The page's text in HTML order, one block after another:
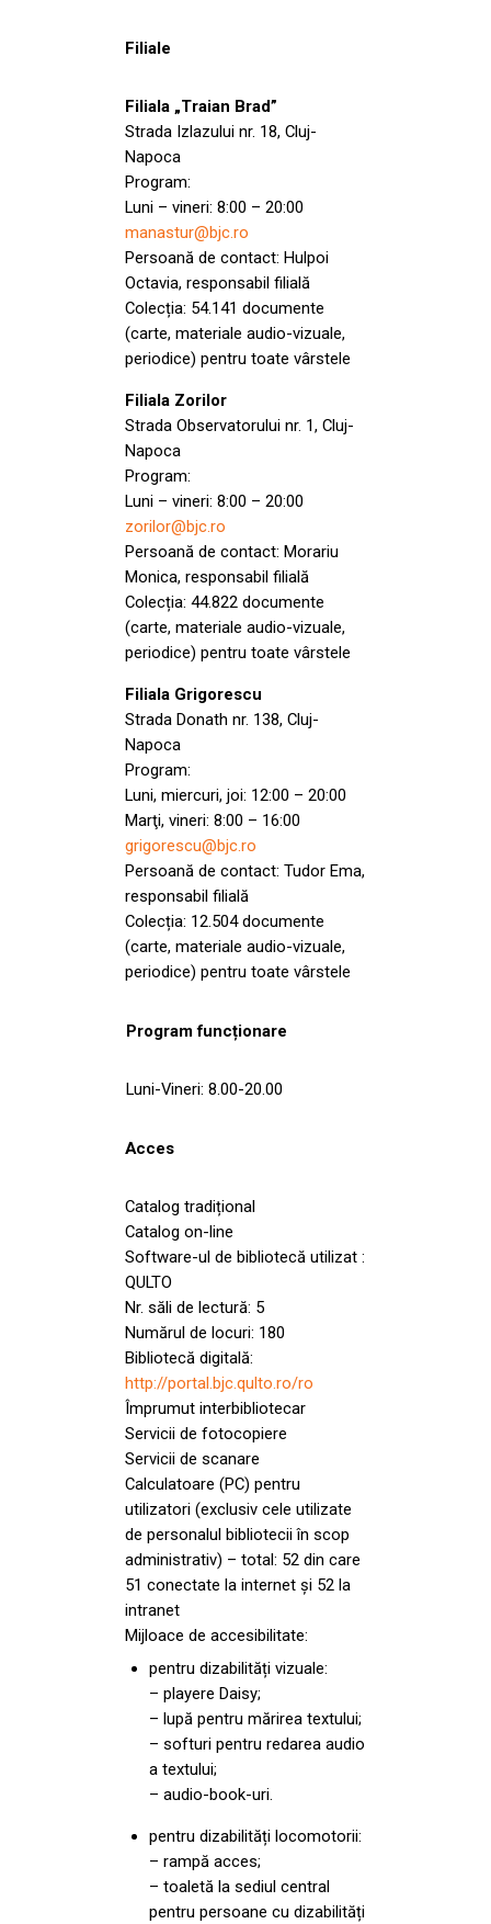
Filiale
Filiala „Traian Brad”
Strada Izlazului nr. 18, Cluj-
Napoca
Program:
Luni – vineri: 8:00 – 20:00
manastur@bjc.ro
Persoană de contact: Hulpoi
Octavia, responsabil filială
Colecția: 54.141 documente
(carte, materiale audio-vizuale,
periodice) pentru toate vârstele
Filiala Zorilor
Strada Observatorului nr. 1, Cluj-
Napoca
Program:
Luni – vineri: 8:00 – 20:00
zorilor@bjc.ro
Persoană de contact: Morariu
Monica, responsabil filială
Colecția: 44.822 documente
(carte, materiale audio-vizuale,
periodice) pentru toate vârstele
Filiala Grigorescu
Strada Donath nr. 138, Cluj-
Napoca
Program:
Luni, miercuri, joi: 12:00 – 20:00
Marţi, vineri: 8:00 – 16:00
grigorescu@bjc.ro
Persoană de contact: Tudor Ema,
responsabil filială
Colecția: 12.504 documente
(carte, materiale audio-vizuale,
periodice) pentru toate vârstele
Program funcționare
Luni-Vineri: 8.00-20.00
Acces
Catalog tradițional
Catalog on-line
Software-ul de bibliotecă utilizat :
QULTO
Nr. săli de lectură: 5
Numărul de locuri: 180
Bibliotecă digitală:
http://portal.bjc.qulto.ro/ro
Împrumut interbibliotecar
Servicii de fotocopiere
Servicii de scanare
Calculatoare (PC) pentru
utilizatori (exclusiv cele utilizate
de personalul bibliotecii în scop
administrativ) – total: 52 din care
51 conectate la internet și 52 la
intranet
Mijloace de accesibilitate:
pentru dizabilități vizuale:
– playere Daisy;
– lupă pentru mărirea textului;
– softuri pentru redarea audio
a textului;
– audio-book-uri.
pentru dizabilități locomotorii:
– rampă acces;
– toaletă la sediul central
pentru persoane cu dizabilități